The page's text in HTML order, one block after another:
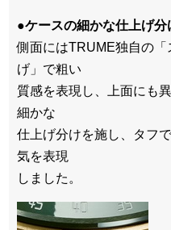
●ケースの細かな仕上げ分
側面にはTRUME独自の
げ」で粗い
質感を表現し、上面にも
細かな
仕上げ分けを施し、タフ
気を表現
しました。